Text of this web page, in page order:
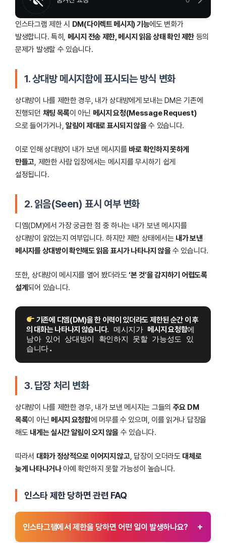
인스타그램 제한 시 DM(다이렉트 메시지) 기능에도 변화가
발생합니다. 특히, 메시지 전송 제한, 메시지 읽음 상태 확인 제한등의
문제가 발생할 수 있습니다.
1. 상대방 메시지함에 표시되는 방식 변화
상대방이 나를 제한한 경우, 내가 상대방에게 보내는 DM은 기존에
진행되던 채팅 목록이 아닌 메시지 요청(Message Request)
으로 들어가거나, 알림이 제대로 표시되지 않을수 있습니다.
이로 인해 상대방이 내가 보낸 메시지를 바로 확인하지 못하게
만들고, 제한한 사람 입장에서는 메시지를 무시하기 쉽게
설정됩니다.
2. 읽음(Seen) 표시 여부 변화
디엠(DM)에서 가장 궁금한 점 중 하나는 내가 보낸 메시지를
상대방이 읽었는지 여부입니다. 하지만 제한 상태에서는 내가 보낸
메시지를 상대방이 확인해도 읽음 표시가 나타나지 않을수 있습니다.
또한, 상대방이 메시지를 열어 봤더라도‘본 것’을 감지하기 어렵도록
설계 되어 있습니다.
기존에 디엠(DM)을 한 이력이 있더라도 제한된 순간 이 후
의 대화는 나타나지 않습니다. 메시지가 메시지 요청함에
남아 있어 상대방이 확인하지 못할 가능성도 있
습니다.
3. 답장 처리 변화
상대방이 나를 제한한 경우, 내가 보낸 메시지는 그들의 주요 DM
목록이 아닌 메시지 요청함에 머무를 수 있으며, 이를 읽거나 답장을
해도 내게는 실시간 알림이 오지 않을 수 있습니다.
따라서 대화가 정상적으로 이어지지 않고, 답장이 오더라도 대체로
늦게 나타나거나아예 확인하지 못할 가능성이 높습니다.
인스타 제한 당하면 관련 FAQ
인스타그램에서 제한을 당하면 어떤 일이 발생하나요? +